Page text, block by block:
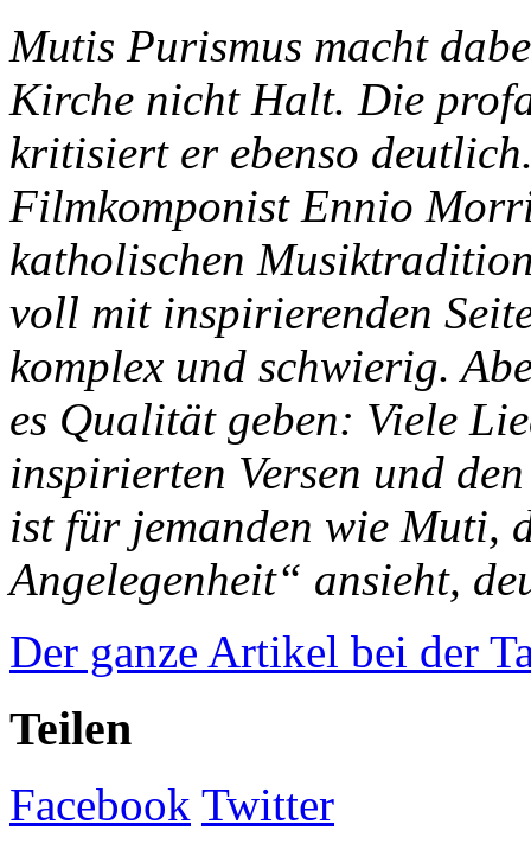
Mutis Purismus macht
Kirche nicht Halt. Die
kritisiert er ebenso
Filmkomponist Ennio
katholischen
voll mit inspirierenden
komplex und schwierig.
es Qualität geben: Viele
inspirierten Versen und
ist für jemanden wie Muti,
Angelegenheit“ ansieht,
Der ganze Artikel bei der
Teilen
Facebook Twitter